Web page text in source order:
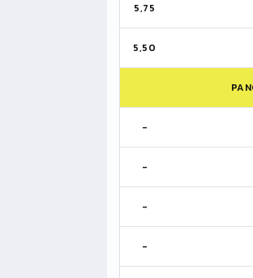
5,75
5,50
-
-
-
-